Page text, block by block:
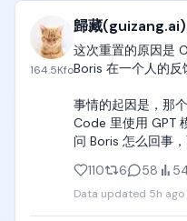
表现这么好，很大
整理的数据集和蒸
势。Sacks和Brad
涉及军事或双重用
品，中国本身也不
搞全面封锁反而容
目前美国在前沿智
位。
除非你是头部博主
势，品牌方觉得你
安排公司内部的员
更多时候，品牌方
或者媒介公司。
容方向，寻找合适的
在这个过程中，大
164.5Kfo
歸藏(guizang.ai)
这次重置的原因是
Boris 在一个人的反
事情的起因是，那
Code 里使用 GPT
问 Boris 怎么回事，
随后，Boris 邀请
了，并顺手重置了
110 6 58
Data updated 5h ago